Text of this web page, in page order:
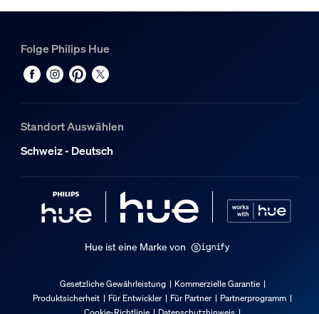
Folge Philips Hue
Standort Auswählen
Schweiz - Deutsch
Hue ist eine Marke von
Gesetzliche Gewährleistung
Kommerzielle Garantie
Produktsicherheit
Für Entwickler Für Partner
Partnerprogramm